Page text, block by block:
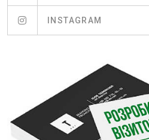
INSTAGRAM